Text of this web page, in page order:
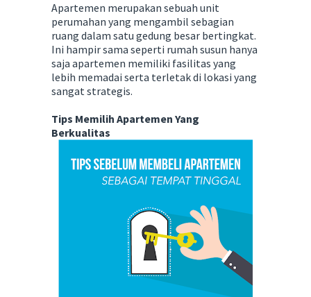
Apartemen merupakan sebuah unit
perumahan yang mengambil sebagian
ruang dalam satu gedung besar bertingkat.
Ini hampir sama seperti rumah susun hanya
saja apartemen memiliki fasilitas yang
lebih memadai serta terletak di lokasi yang
sangat strategis.
Tips Memilih Apartemen Yang
Berkualitas